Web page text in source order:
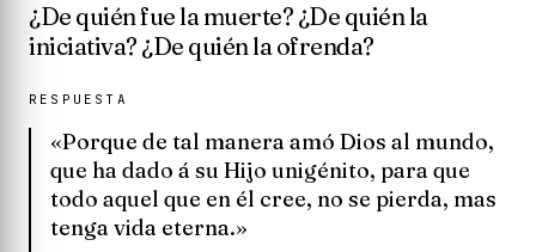
¿De quién fue la muerte? ¿De quién la
iniciativa? ¿De quién la ofrenda?
RESPUESTA
«Porque de tal manera amó Dios al mundo,
que ha dado á su Hijo unigénito, para que
todo aquel que en él cree, no se pierda, mas
tenga vida eterna.»